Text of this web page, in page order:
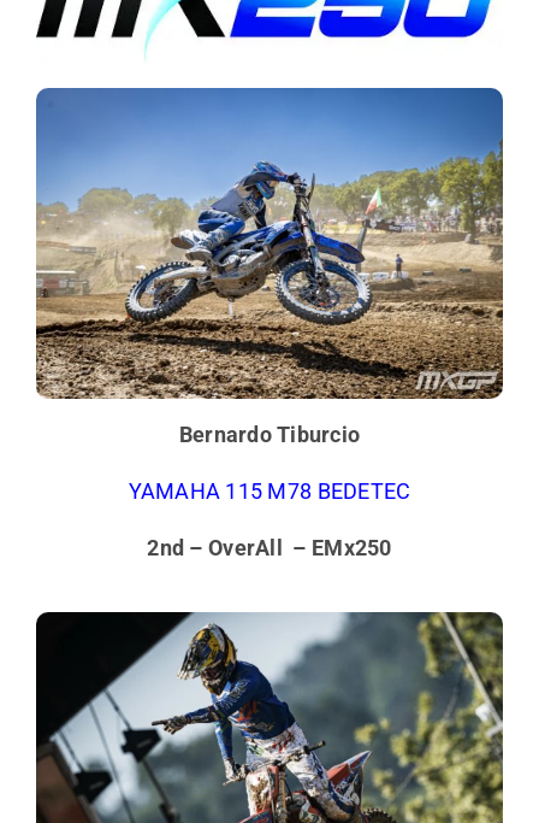
Bernardo Tiburcio
YAMAHA 115 M78 BEDETEC
2nd – OverAll – EMx250